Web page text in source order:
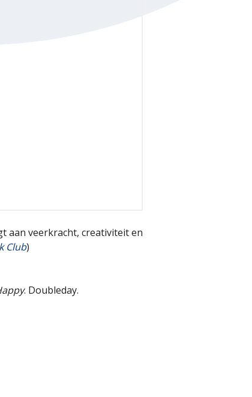
aan veerkracht, creativiteit en
Club)
. Doubleday.